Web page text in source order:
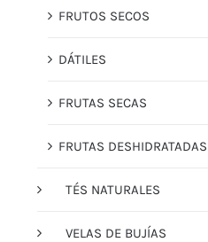
FRUTOS SECOS
DÁTILES
FRUTAS SECAS
FRUTAS DESHIDRATADAS
TÉS NATURALES
VELAS DE BUJÍAS